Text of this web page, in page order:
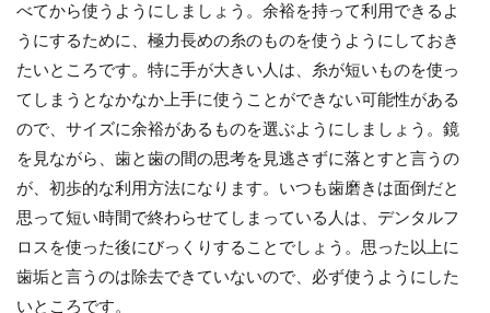
べてから使うようにしましょう。余裕を持って利用できるよ
うにするために、極力長めの糸のものを使うようにしておき
たいところです。特に手が大きい人は、糸が短いものを使っ
てしまうとなかなか上手に使うことができない可能性がある
ので、サイズに余裕があるものを選ぶようにしましょう。鏡
を見ながら、歯と歯の間の思考を見逃さずに落とすと言うの
が、初歩的な利用方法になります。いつも歯磨きは面倒だと
思って短い時間で終わらせてしまっている人は、デンタルフ
ロスを使った後にびっくりすることでしょう。思った以上に
歯垢と言うのは除去できていないので、必ず使うようにした
いところです。